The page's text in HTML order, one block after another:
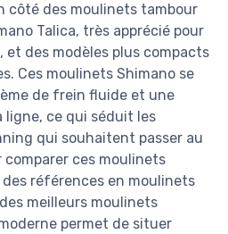
côté des moulinets tambour
Talica, très apprécié pour
et des modèles plus compacts
Ces moulinets Shimano se
de frein fluide et une
ligne, ce qui séduit les
qui souhaitent passer au
ces moulinets
références en moulinets
meilleurs moulinets
permet de situer